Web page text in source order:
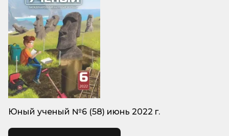
Юный ученый №6 (58) июнь 2022 г.